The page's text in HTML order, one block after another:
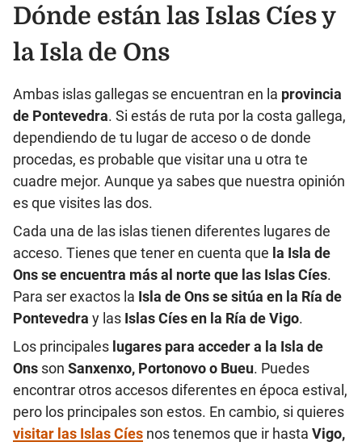
Dónde están las Islas Cíes y
la Isla de Ons
Ambas islas gallegas se encuentran en la provincia
de Pontevedra. Si estás de ruta por la costa gallega,
dependiendo de tu lugar de acceso o de donde
procedas, es probable que visitar una u otra te
cuadre mejor. Aunque ya sabes que nuestra opinión
es que visites las dos.
Cada una de las islas tienen diferentes lugares de
acceso. Tienes que tener en cuenta que la Isla de
Ons se encuentra más al norte que las Islas Cíes.
Para ser exactos la Isla de Ons se sitúa en la Ría de
Pontevedra y las Islas Cíes en la Ría de Vigo.
Los principales lugares para acceder a la Isla de
Ons son Sanxenxo, Portonovo o Bueu. Puedes
encontrar otros accesos diferentes en época estival,
pero los principales son estos. En cambio, si quieres
visitar las Islas Cíes nos tenemos que ir hasta Vigo,